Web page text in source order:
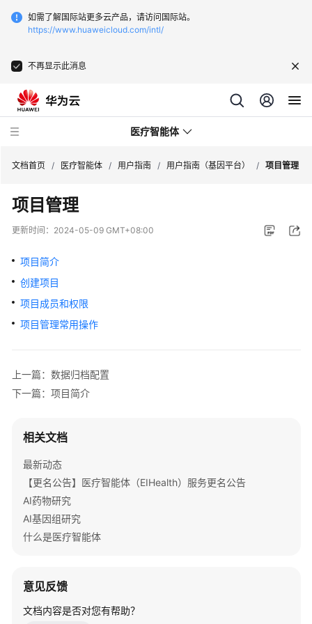
如需了解国际站更多云产品，请访问国际站。
https://www.huaweicloud.com/intl/
不再显示此消息
医疗智能体
最
新
态
服
务
公
告
品
介
快
速
门
用
户
户
文档首页 / 医疗智能体 / 用户指南 / 用户指南（基因平台） / 项目管理
项目管理
更新时间： 2024-05-09 GMT+08:00
项目简介
创建项目
项目成员和权限
项目管理常用操作
上一篇：数据归档配置
下一篇：项目简介
相关文档
最新动态
【更名公告】医疗智能体（EIHealth）服务更名公告
AI药物研究
AI基因组研究
什么是医疗智能体
意见反馈
文档内容是否对您有帮助？